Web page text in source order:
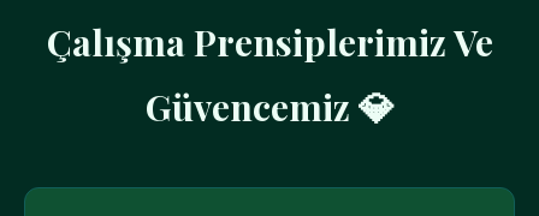
Çalışma Prensiplerimiz Ve
Güvencemiz 💎